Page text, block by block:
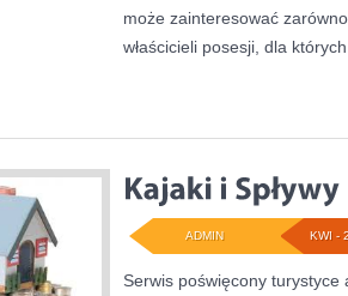
może zainteresować
właścicieli posesji, dla
KWI -
ADMIN
Serwis poświęcony turystyce